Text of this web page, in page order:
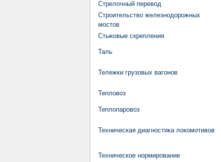
Стрелочный перевод
Строительство железнодорожных
мостов
Стыковые скрепления
Таль
Тележки грузовых вагонов
Тепловоз
Теплопаровоз
Техническая диагностика локомотивов
Техническое нормирование